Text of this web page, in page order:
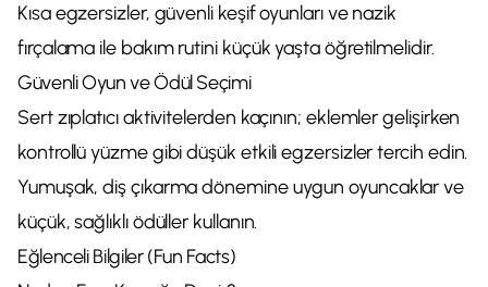
Kısa egzersizler, güvenli keşif oyunları ve nazik
fırçalama ile bakım rutini küçük yaşta öğretilmelidir.
Güvenli Oyun ve Ödül Seçimi
Sert zıplatıcı aktivitelerden kaçının; eklemler gelişirken
kontrollü yüzme gibi düşük etkili egzersizler tercih edin.
Yumuşak, diş çıkarma dönemine uygun oyuncaklar ve
küçük, sağlıklı ödüller kullanın.
Eğlenceli Bilgiler (Fun Facts)